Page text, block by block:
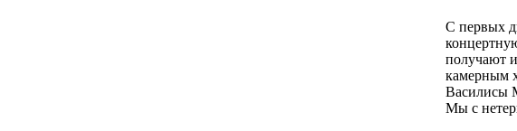
С первых
получают
камерным
Василисы
Мы с